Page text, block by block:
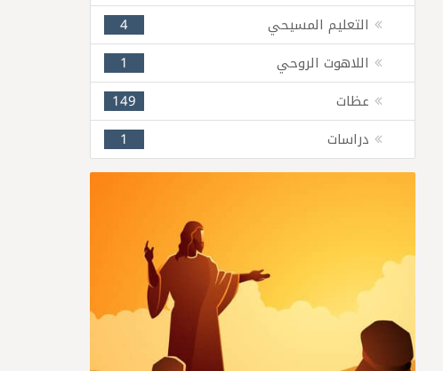
التعليم المسيحي
4
اللاهوت الروحي
1
عظات
149
دراسات
1